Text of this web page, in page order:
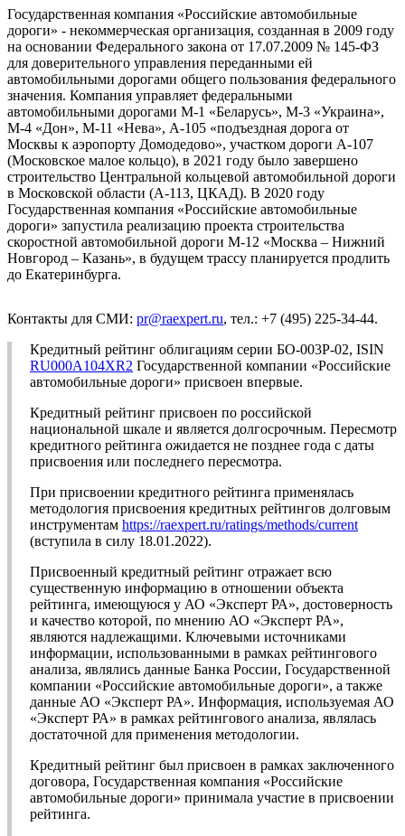
Государственная компания «Российские автомобильные
дороги» - некоммерческая организация, созданная в 2009 году
на основании Федерального закона от 17.07.2009 № 145-ФЗ
для доверительного управления переданными ей
автомобильными дорогами общего пользования федерального
значения. Компания управляет федеральными
автомобильными дорогами М-1 «Беларусь», М-3 «Украина»,
М-4 «Дон», М-11 «Нева», А-105 «подъездная дорога от
Москвы к аэропорту Домодедово», участком дороги А-107
(Московское малое кольцо), в 2021 году было завершено
строительство Центральной кольцевой автомобильной дороги
в Московской области (А-113, ЦКАД). В 2020 году
Государственная компания «Российские автомобильные
дороги» запустила реализацию проекта строительства
скоростной автомобильной дороги М-12 «Москва – Нижний
Новгород – Казань», в будущем трассу планируется продлить
до Екатеринбурга.
Контакты для СМИ: pr@raexpert.ru, тел.: +7 (495) 225-34-44.
Кредитный рейтинг облигациям серии БО-003P-02, ISIN
RU000A104XR2 Государственной компании «Российские
автомобильные дороги» присвоен впервые.
Кредитный рейтинг присвоен по российской
национальной шкале и является долгосрочным. Пересмотр
кредитного рейтинга ожидается не позднее года с даты
присвоения или последнего пересмотра.
При присвоении кредитного рейтинга применялась
методология присвоения кредитных рейтингов долговым
инструментам https://raexpert.ru/ratings/methods/current
(вступила в силу 18.01.2022).
Присвоенный кредитный рейтинг отражает всю
существенную информацию в отношении объекта
рейтинга, имеющуюся у АО «Эксперт РА», достоверность
и качество которой, по мнению АО «Эксперт РА»,
являются надлежащими. Ключевыми источниками
информации, использованными в рамках рейтингового
анализа, являлись данные Банка России, Государственной
компании «Российские автомобильные дороги», а также
данные АО «Эксперт РА». Информация, используемая АО
«Эксперт РА» в рамках рейтингового анализа, являлась
достаточной для применения методологии.
Кредитный рейтинг был присвоен в рамках заключенного
договора, Государственная компания «Российские
автомобильные дороги» принимала участие в присвоении
рейтинга.